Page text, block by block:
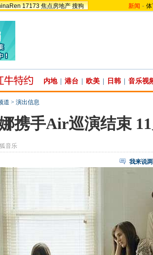
17173 焦点房地产 搜狗 新闻 -
内地 港台 欧美 日韩 音乐视
道 > 演出信息
携手Air巡演结束
音乐
我来说